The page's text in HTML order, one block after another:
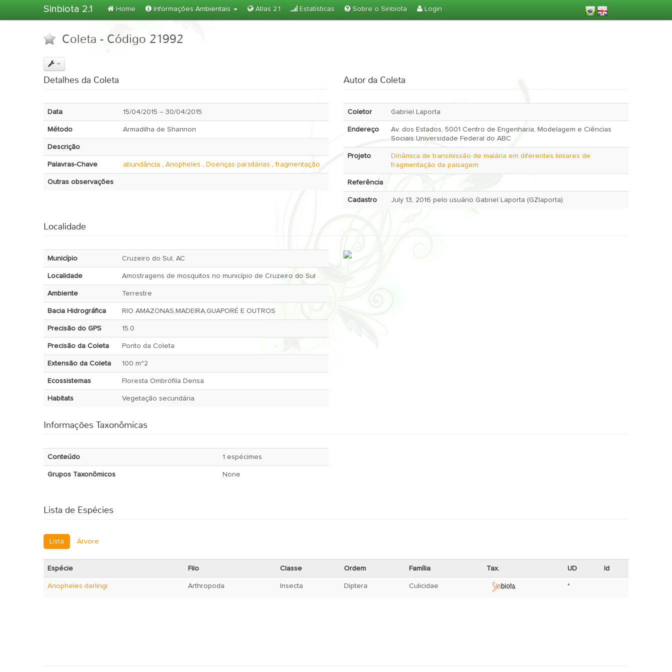
Sinbiota 2.1 Home Informações Ambientais Atlas 2.1 Estatísticas Sobre o Sinbiota Login
Coleta - Código 21992
Detalhes da Coleta
Data 15/04/2015 -- 30/04/2015
Método Armadilha de Shannon
Descrição
Palavras-Chave abundância , Anopheles , Doenças parsitárias ,fragmentação
Outras observações
Autor da Coleta
Coletor Gabriel Laporta
Endereço
Av. dos Estados, 5001 Centro de Engenharia, Modelagem e Ciências
Sociais Universidade Federal do ABC
Projeto
Dinâmica de transmissão de malária em diferentes limiares de
fragmentação da paisagem
Referência
Cadastro July 13, 2016 pelo usuário Gabriel Laporta (GZlaporta)
Localidade
Município Cruzeiro do Sul, AC
Localidade Amostragens de mosquitos no município de Cruzeiro do Sul
Ambiente Terrestre
Bacia Hidrográfica RIO AMAZONAS,MADEIRA,GUAPORÉ E OUTROS
Precisão do GPS 15.0
Precisão da Coleta Ponto da Coleta
Extensão da Coleta 100 m^2
Ecossistemas Floresta Ombrófila Densa
Habitats Vegetação secundária
Informações Taxonômicas
Conteúdo 1 espécimes
Grupos Taxonômicos None
Lista de Espécies
Lista Árvore
Espécie Filo Classe Ordem Família Tax. UD Id
Anopheles darlingi Arthropoda Insecta Diptera Culicidae *